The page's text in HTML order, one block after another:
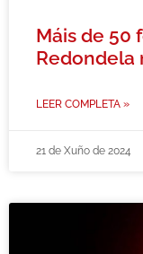
Máis de 50
Redondela
LEER COMPLETA »
21 de Xuño de 2024